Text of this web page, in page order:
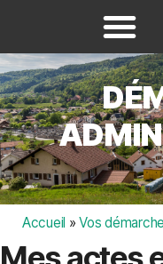
Accueil »Vos